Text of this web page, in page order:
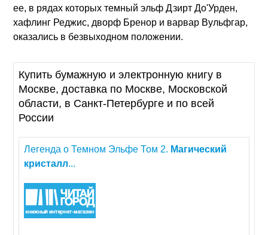
ее, в рядах которых темный эльф Дзирт До'Урден,
хафлинг Реджис, дворф Бренор и варвар Вульфгар,
оказались в безвыходном положении.
Купить бумажную и электронную книгу в
Москве, доставка по Москве, Московской
области, в Санкт-Петербурге и по всей
России
Легенда о Темном Эльфе Том 2. Магический
кристалл...